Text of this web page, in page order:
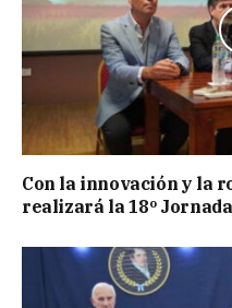
Con la innovación y la
realizará la 18º